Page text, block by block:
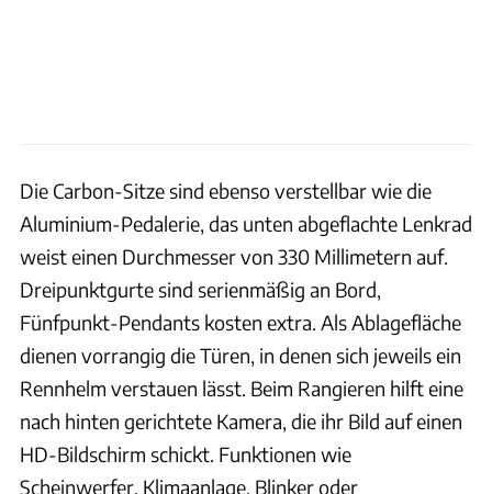
Die Carbon-Sitze sind ebenso verstellbar wie die
Aluminium-Pedalerie, das unten abgeflachte Lenkrad
weist einen Durchmesser von 330 Millimetern auf.
Dreipunktgurte sind serienmäßig an Bord,
Fünfpunkt-Pendants kosten extra. Als Ablagefläche
dienen vorrangig die Türen, in denen sich jeweils ein
Rennhelm verstauen lässt. Beim Rangieren hilft eine
nach hinten gerichtete Kamera, die ihr Bild auf einen
HD-Bildschirm schickt. Funktionen wie
Scheinwerfer, Klimaanlage, Blinker oder